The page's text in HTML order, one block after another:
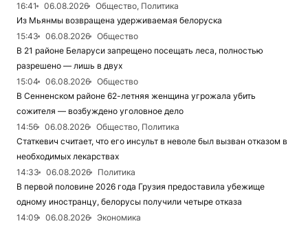
16:41
06.08.2026
Общество, Политика
Из Мьянмы возвращена удерживаемая белоруска
15:43
06.08.2026
Общество
В 21 районе Беларуси запрещено посещать леса, полностью
разрешено — лишь в двух
15:04
06.08.2026
Общество
В Сенненском районе 62-летняя женщина угрожала убить
сожителя — возбуждено уголовное дело
14:56
06.08.2026
Общество, Политика
Статкевич считает, что его инсульт в неволе был вызван отказом в
необходимых лекарствах
14:33
06.08.2026
Политика
В первой половине 2026 года Грузия предоставила убежище
одному иностранцу, белорусы получили четыре отказа
14:09
06.08.2026
Экономика